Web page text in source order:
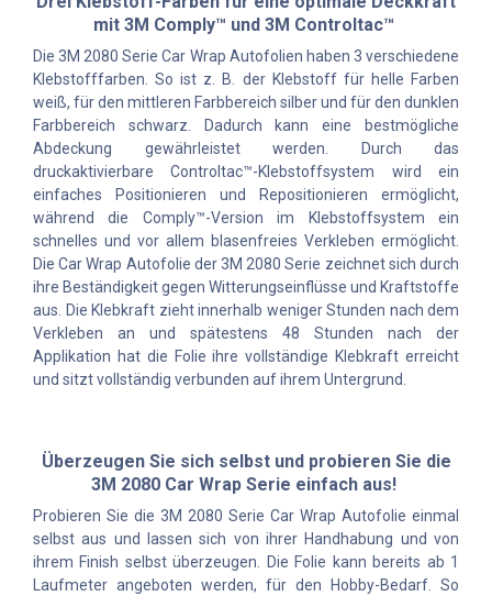
mit 3M Comply™ und 3M Controltac™
Die 3M 2080 Serie Car Wrap Autofolien haben 3 verschiedene
Klebstofffarben. So ist z. B. der Klebstoff für helle Farben
weiß, für den mittleren Farbbereich silber und für den dunklen
Farbbereich schwarz. Dadurch kann eine bestmögliche
Abdeckung gewährleistet werden. Durch das
druckaktivierbare Controltac™-Klebstoffsystem wird ein
einfaches Positionieren und Repositionieren ermöglicht,
während die Comply™-Version im Klebstoffsystem ein
schnelles und vor allem blasenfreies Verkleben ermöglicht.
Die Car Wrap Autofolie der 3M 2080 Serie zeichnet sich durch
ihre Beständigkeit gegen Witterungseinflüsse und Kraftstoffe
aus. Die Klebkraft zieht innerhalb weniger Stunden nach dem
Verkleben an und spätestens 48 Stunden nach der
Applikation hat die Folie ihre vollständige Klebkraft erreicht
und sitzt vollständig verbunden auf ihrem Untergrund.
Überzeugen Sie sich selbst und probieren Sie die
3M 2080 Car Wrap Serie einfach aus!
Probieren Sie die 3M 2080 Serie Car Wrap Autofolie einmal
selbst aus und lassen sich von ihrer Handhabung und von
ihrem Finish selbst überzeugen. Die Folie kann bereits ab 1
Laufmeter angeboten werden, für den Hobby-Bedarf. So